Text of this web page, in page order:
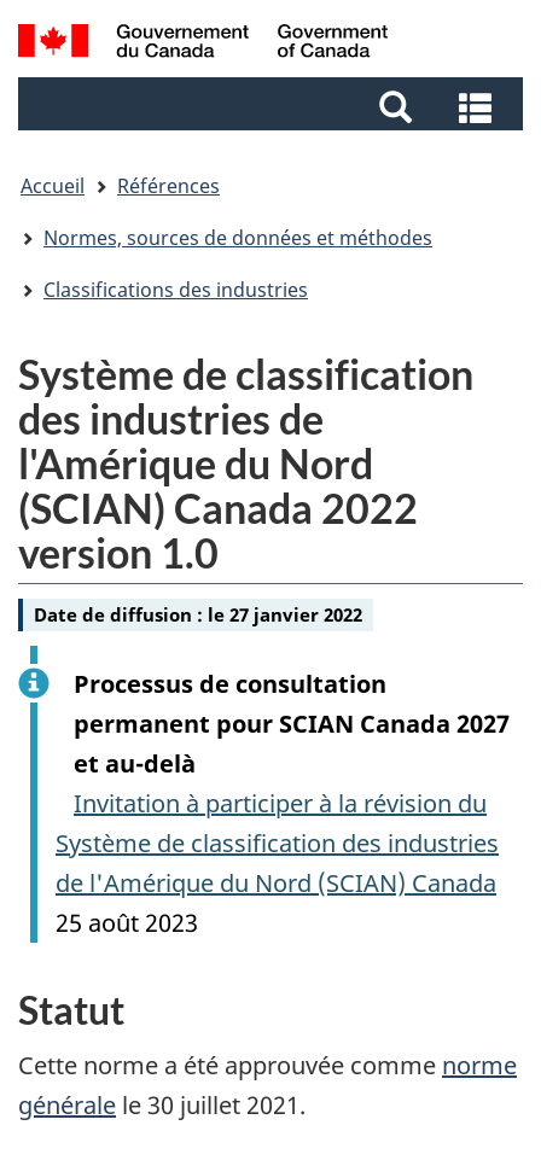
Aller
au
Aller
au
Passer
à
Recherche
et
et
Accueil
Références
Normes, sources de données et méthodes
Classifications des industries
Système de classification
des industries de
l'Amérique du Nord
(SCIAN) Canada 2022
version 1.0
Date de diffusion : le 27 janvier 2022
Processus de consultation
permanent pour SCIAN Canada 2027
et au-delà
Invitation à participer à la révision du
Système de classification des industries
de l'Amérique du Nord (SCIAN) Canada
25 août 2023
Statut
Cette norme a été approuvée comme norme
générale le 30 juillet 2021.